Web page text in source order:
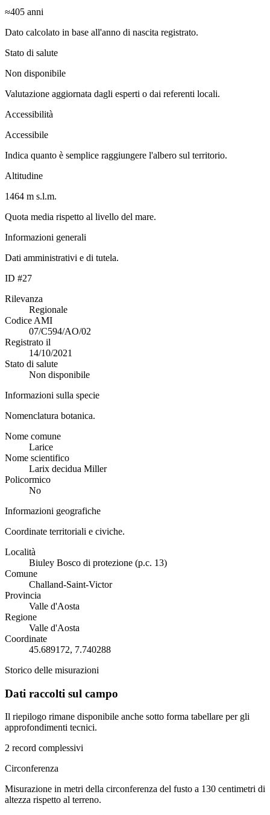
≈405 anni
Dato calcolato in base all'anno di nascita registrato.
Stato di salute
Non disponibile
Valutazione aggiornata dagli esperti o dai referenti locali.
Accessibilità
Accessibile
Indica quanto è semplice raggiungere l'albero sul territorio.
Altitudine
1464 m s.l.m.
Quota media rispetto al livello del mare.
Informazioni generali
Dati amministrativi e di tutela.
ID #27
Rilevanza
Regionale
Codice AMI
07/C594/AO/02
Registrato il
14/10/2021
Stato di salute
Non disponibile
Informazioni sulla specie
Nomenclatura botanica.
Nome comune
Larice
Nome scientifico
Larix decidua Miller
Policormico
No
Informazioni geografiche
Coordinate territoriali e civiche.
Località
Biuley Bosco di protezione (p.c. 13)
Comune
Challand-Saint-Victor
Provincia
Valle d'Aosta
Regione
Valle d'Aosta
Coordinate
45.689172, 7.740288
Storico delle misurazioni
Dati raccolti sul campo
Il riepilogo rimane disponibile anche sotto forma tabellare per gli
approfondimenti tecnici.
2 record complessivi
Circonferenza
Misurazione in metri della circonferenza del fusto a 130 centimetri di
altezza rispetto al terreno.